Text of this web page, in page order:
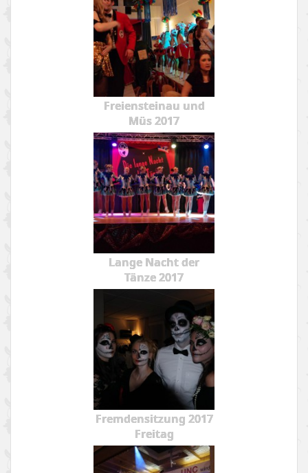
Freiensteinau und
Müs 2017
Lange Nacht der
Tänze 2017
Fremdensitzung 2017
Freitag